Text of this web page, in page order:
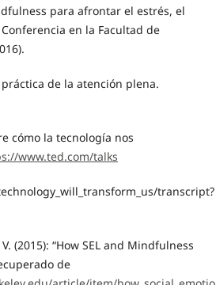
para afrontar el estrés, el
en la Facultad de
práctica de la atención plena.
cómo la tecnología nos
www.ted.com/talks
transcript?
(2015): “How SEL and Mindfulness
de